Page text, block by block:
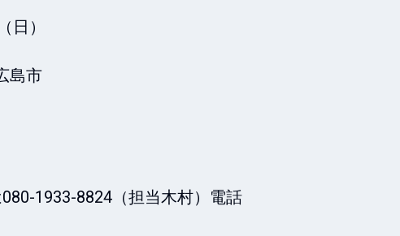
日）
島市
1933-8824（担当木村）電話